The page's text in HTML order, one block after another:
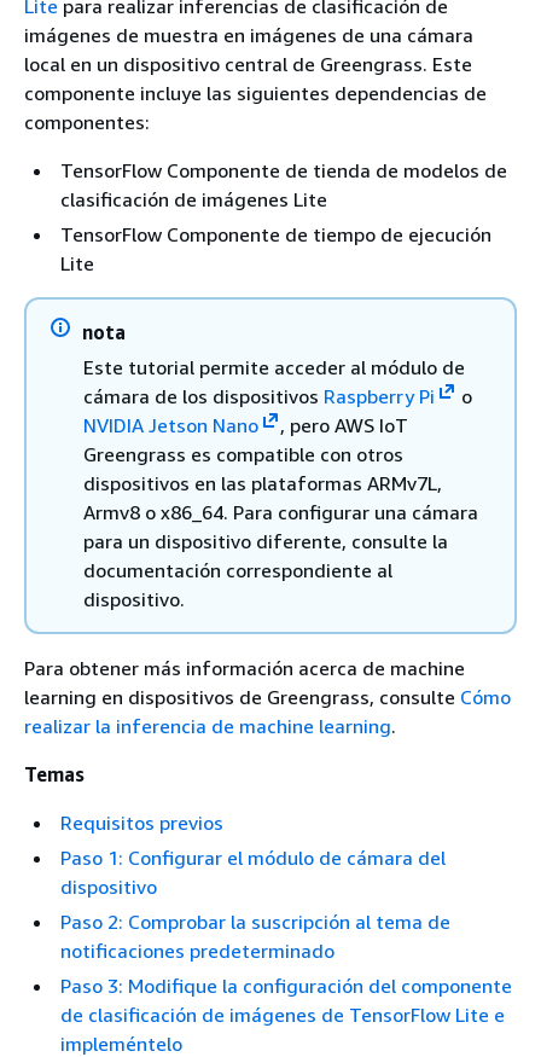
Lite para realizar inferencias de clasificación de
imágenes de muestra en imágenes de una cámara
local en un dispositivo central de Greengrass. Este
componente incluye las siguientes dependencias de
componentes:
TensorFlow Componente de tienda de modelos de
clasificación de imágenes Lite
TensorFlow Componente de tiempo de ejecución
Lite
nota
Este tutorial permite acceder al módulo de
cámara de los dispositivos Raspberry Pi
o
NVIDIA Jetson Nano
, pero AWS IoT
Greengrass es compatible con otros
dispositivos en las plataformas ARMv7L,
Armv8 o x86_64. Para configurar una cámara
para un dispositivo diferente, consulte la
documentación correspondiente al
dispositivo.
Para obtener más información acerca de machine
learning en dispositivos de Greengrass, consulte Cómo
realizar la inferencia de machine learning.
Temas
Requisitos previos
Paso 1: Configurar el módulo de cámara del
dispositivo
Paso 2: Comprobar la suscripción al tema de
notificaciones predeterminado
Paso 3: Modifique la configuración del componente
de clasificación de imágenes de TensorFlow Lite e
impleméntelo